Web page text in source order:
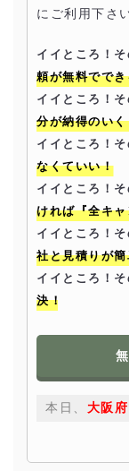
にご利用下さ
イイところ！
頼が無料ででき
イイところ！
分が納得のい
イイところ！
なくていい！
イイところ！
ければ『全キ
イイところ！
社と見積りが
イイところ！
決！
本日、 大阪府